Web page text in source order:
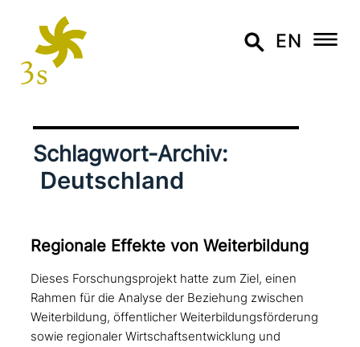
EN
Schlagwort-Archiv:
Deutschland
Regionale Effekte von Weiterbildung
Dieses Forschungsprojekt hatte zum Ziel, einen
Rahmen für die Analyse der Beziehung zwischen
Weiterbildung, öffentlicher Weiterbildungsförderung
sowie regionaler Wirtschaftsentwicklung und